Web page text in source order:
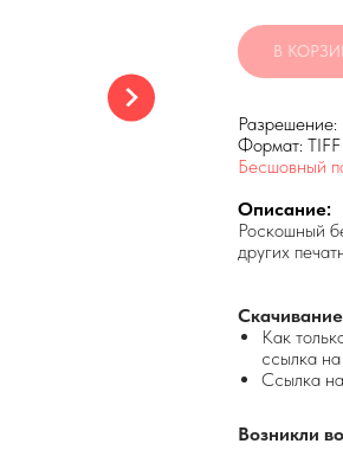
В
Разрешение:
Формат: TIFF
Бесшовный
Описание:
Роскошный
других
Как
ссылка
Ссылка
Возникли